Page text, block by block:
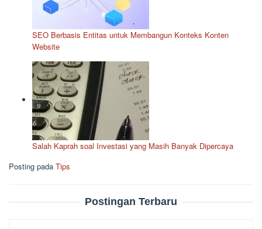
SEO Berbasis Entitas untuk Membangun Konteks Konten
Website
Salah Kaprah soal Investasi yang Masih Banyak Dipercaya
Posting pada Tips
Postingan Terbaru